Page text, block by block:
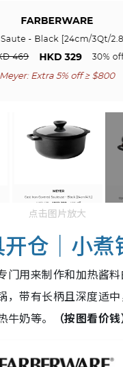
点击图片放大
仓｜小煮
门用来制作和加热酱
，带有长柄且深度适
奶等。
（按图看价钱